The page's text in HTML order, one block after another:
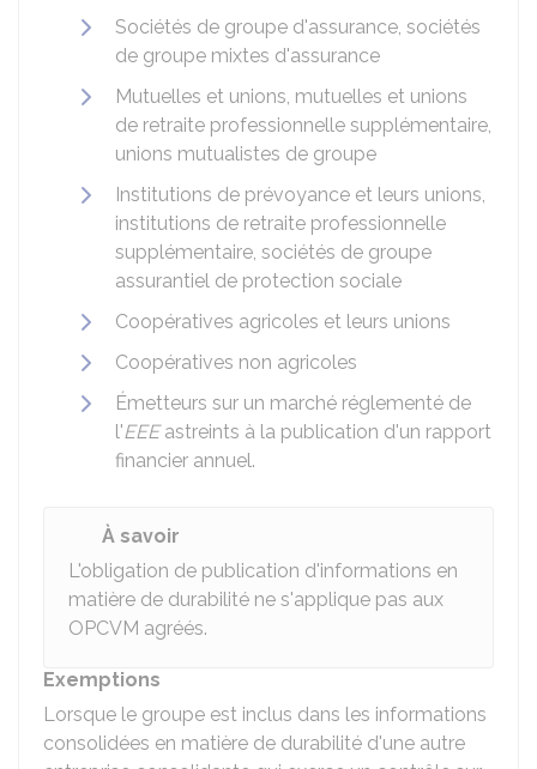
Sociétés de groupe d'assurance, sociétés
de groupe mixtes d'assurance
Mutuelles et unions, mutuelles et unions
de retraite professionnelle supplémentaire,
unions mutualistes de groupe
Institutions de prévoyance et leurs unions,
institutions de retraite professionnelle
supplémentaire, sociétés de groupe
assurantiel de protection sociale
Coopératives agricoles et leurs unions
Coopératives non agricoles
Émetteurs sur un marché réglementé de
l'EEEastreints à la publication d'un rapport
financier annuel.
À savoir
L'obligation de publication d'informations en
matière de durabilité ne s'applique pas aux
OPCVM agréés.
Exemptions
Lorsque le groupe est inclus dans les informations
consolidées en matière de durabilité d'une autre